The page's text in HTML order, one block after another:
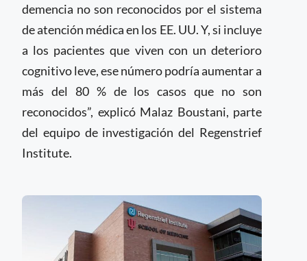
demencia no son reconocidos por el sistema
de atención médica en los EE. UU. Y, si incluye
a los pacientes que viven con un deterioro
cognitivo leve, ese número podría aumentar a
más del 80 % de los casos que no son
reconocidos”, explicó Malaz Boustani, parte
del equipo de investigación del Regenstrief
Institute.